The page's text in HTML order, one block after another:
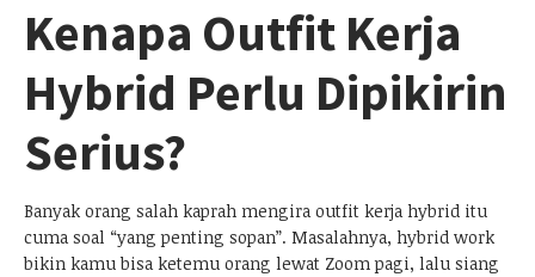
Kenapa Outfit Kerja
Hybrid Perlu Dipikirin
Serius?
Banyak orang salah kaprah mengira outfit kerja hybrid itu
cuma soal “yang penting sopan”. Masalahnya, hybrid work
bikin kamu bisa ketemu orang lewat Zoom pagi, lalu siang